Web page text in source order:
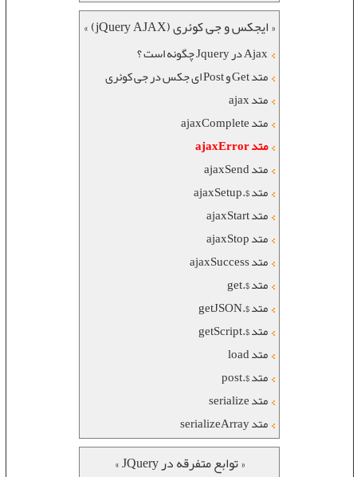
« ایجکس و جی کوئری (jQuery AJAX) »
Ajax در Jquery چگونه است ؟
متد Get و Post ای جکس در جی کوئری
متد ajax
متد ajaxComplete
متد ajaxError
متد ajaxSend
متد $.ajaxSetup
متد ajaxStart
متد ajaxStop
متد ajaxSuccess
متد $.get
متد $.getJSON
متد $.getScript
متد load
متد $.post
متد serialize
متد serializeArray
« توابع متفرقه در JQuery »